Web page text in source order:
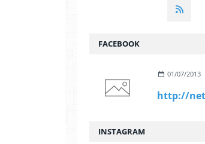
FACEBOOK
01/07/2013
INSTAGRAM